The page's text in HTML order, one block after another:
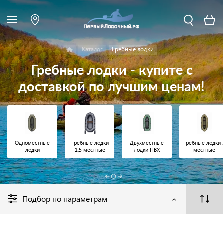
Каталог Гребные лодки
Гребные лодки - купите с
доставкой по лучшим ценам!
Одноместные
лодки
Гребные лодки
1,5 местные
Двухместные
лодки ПВХ
Гребные лодки
местные
Подбор по параметрам